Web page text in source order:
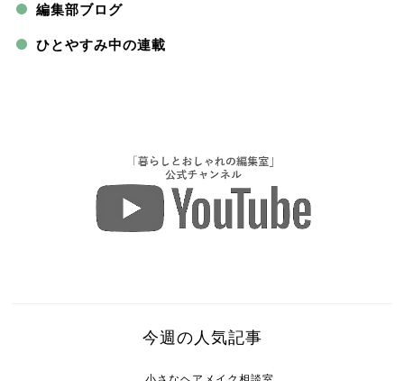
編集部ブログ
ひとやすみ中の連載
今週の人気記事